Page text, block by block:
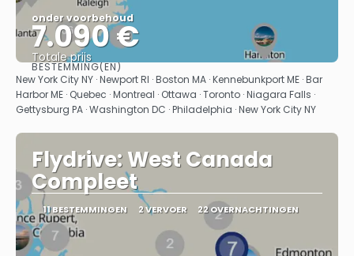
onder voorbehoud
7.090 €
Totale prijs
Bekijk
BESTEMMING(EN)
New York City NY · Newport RI · Boston MA · Kennebunkport ME · Bar
Harbor ME · Quebec · Montreal · Ottawa · Toronto · Niagara Falls ·
Gettysburg PA · Washington DC · Philadelphia · New York City NY
Flydrive: West Canada
Compleet
11 BESTEMMINGEN 2 VERVOER 22 OVERNACHTINGEN